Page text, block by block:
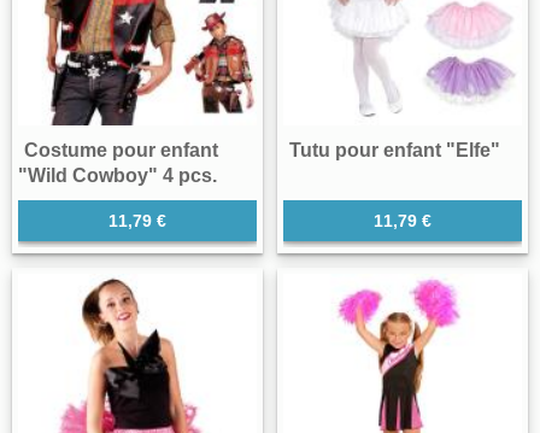
Costume pour enfant
"Wild Cowboy" 4 pcs.
11,79 €
Tutu pour enfant "Elfe"
11,79 €